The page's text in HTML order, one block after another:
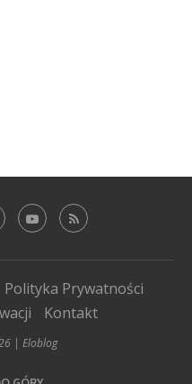
Polityka Prywatności
Kontakt
| Eloblog